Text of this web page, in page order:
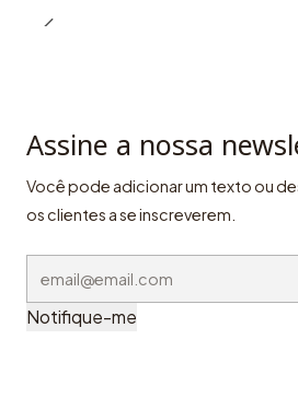
Assine a nossa
Você pode adicionar um texto ou
os clientes a se inscreverem.
Notifique-me